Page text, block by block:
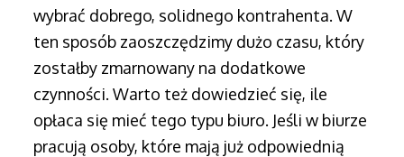
wybrać dobrego, solidnego kontrahenta. W
ten sposób zaoszczędzimy dużo czasu, który
zostałby zmarnowany na dodatkowe
czynności. Warto też dowiedzieć się, ile
opłaca się mieć tego typu biuro. Jeśli w biurze
pracują osoby, które mają już odpowiednią